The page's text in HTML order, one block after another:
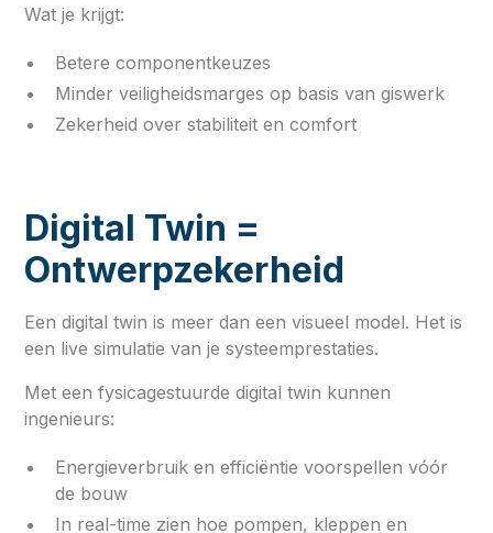
Wat je krijgt:
Betere componentkeuzes
Minder veiligheidsmarges op basis van giswerk
Zekerheid over stabiliteit en comfort
Digital Twin =
Ontwerpzekerheid
Een digital twin is meer dan een visueel model. Het is
een live simulatie van je systeemprestaties.
Met een fysicagestuurde digital twin kunnen
ingenieurs:
Energieverbruik en efficiëntie voorspellen vóór
de bouw
In real-time zien hoe pompen, kleppen en